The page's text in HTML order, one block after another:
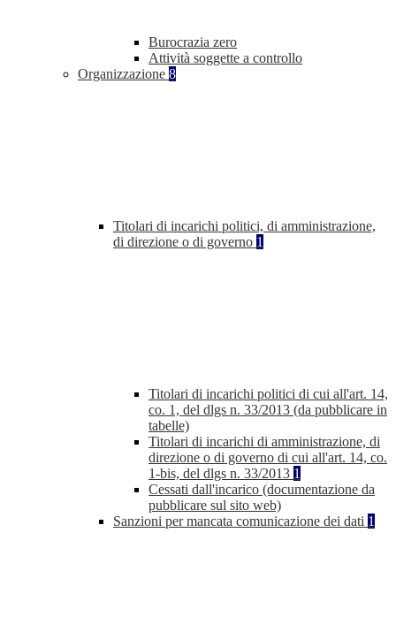
Burocrazia zero
Attività soggette a controllo
Organizzazione 8
Titolari di incarichi politici, di amministrazione,
di direzione o di governo 1
Titolari di incarichi politici di cui all'art. 14,
co. 1, del dlgs n. 33/2013 (da pubblicare in
tabelle)
Titolari di incarichi di amministrazione, di
direzione o di governo di cui all'art. 14, co.
1-bis, del dlgs n. 33/2013 1
Cessati dall'incarico (documentazione da
pubblicare sul sito web)
Sanzioni per mancata comunicazione dei dati 1